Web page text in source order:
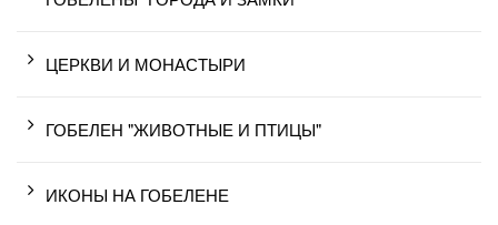
ЦЕРКВИ И МОНАСТЫРИ
ГОБЕЛЕН "ЖИВОТНЫЕ И ПТИЦЫ"
ИКОНЫ НА ГОБЕЛЕНЕ